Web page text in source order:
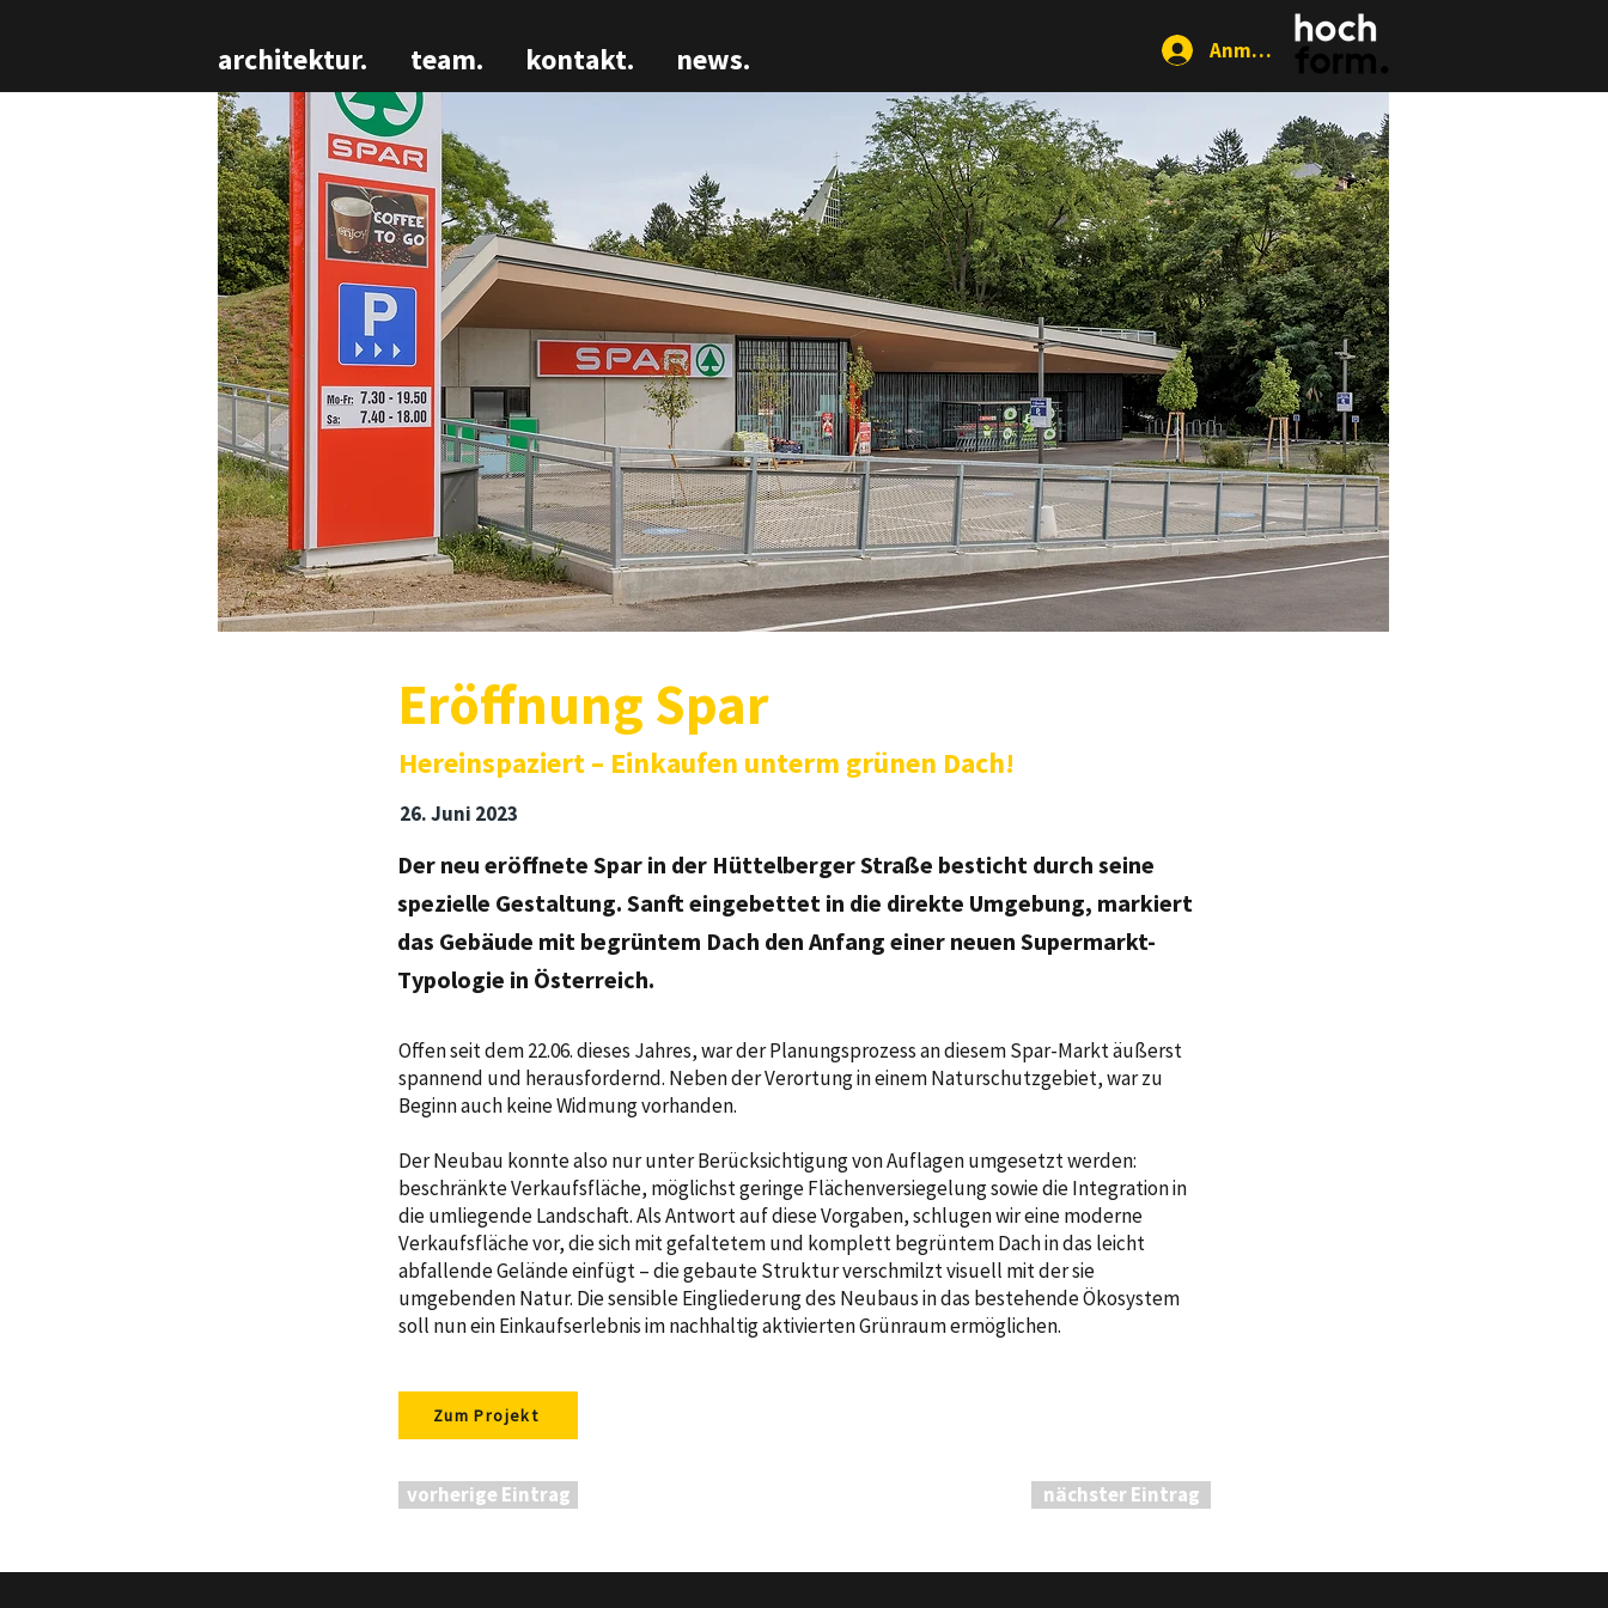
architektur. team. kontakt. news. Anmelden
Eröffnung Spar
Hereinspaziert – Einkaufen unterm grünen Dach!
26. Juni 2023
Der neu eröffnete Spar in der Hüttelberger Straße besticht durch seine
spezielle Gestaltung. Sanft eingebettet in die direkte Umgebung, markiert
das Gebäude mit begrüntem Dach den Anfang einer neuen Supermarkt-
Typologie in Österreich.
Offen seit dem 22.06. dieses Jahres, war der Planungsprozess an diesem Spar-Markt äußerst
spannend und herausfordernd. Neben der Verortung in einem Naturschutzgebiet, war zu
Beginn auch keine Widmung vorhanden.
Der Neubau konnte also nur unter Berücksichtigung von Auflagen umgesetzt werden:
beschränkte Verkaufsfläche, möglichst geringe Flächenversiegelung sowie die Integration in
die umliegende Landschaft. Als Antwort auf diese Vorgaben, schlugen wir eine moderne
Verkaufsfläche vor, die sich mit gefaltetem und komplett begrüntem Dach in das leicht
abfallende Gelände einfügt – die gebaute Struktur verschmilzt visuell mit der sie
umgebenden Natur. Die sensible Eingliederung des Neubaus in das bestehende Ökosystem
soll nun ein Einkaufserlebnis im nachhaltig aktivierten Grünraum ermöglichen.
Zum Projekt
vorherige Eintrag nächster Eintrag